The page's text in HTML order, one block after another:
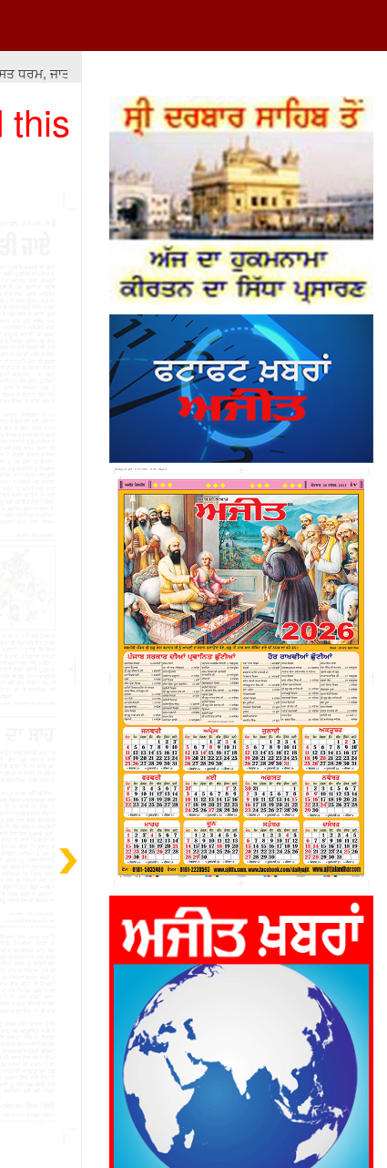
ਧਰਮ, ਜਾਤ-ਪਾਤ ਦੇ ਫ਼ਰਕਾਂ ਅਤੇ ਲੁੱਟ-ਖਸੁੱਟ 'ਤੇ ਆਧਾਰਿਤ ਹੋਵੇ ਤਾਂ ਇਸ ਦਾ ਨਤੀਜਾ
this